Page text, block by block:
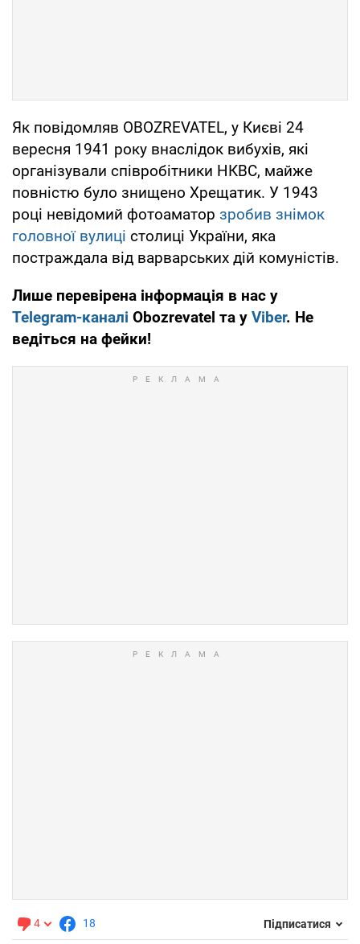
Як повідомляв OBOZREVATEL, у Києві 24
вересня 1941 року внаслідок вибухів, які
організували співробітники НКВС, майже
повністю було знищено Хрещатик. У 1943
році невідомий фотоаматор зробив знімок
головної вулиці столиці України, яка
постраждала від варварських дій комуністів.
Лише перевірена інформація в нас у
Telegram-каналі Obozrevatel та у Viber. Не
ведіться на фейки!
4 18 Підписатися